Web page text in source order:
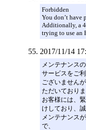
Forbidden
You don’t have
Additionally, a
trying to use an
2017/11/14
メンテナンス
サービスをご
ございません
ただいておりま
お客様には、
けしており、
メンテナンス
で、